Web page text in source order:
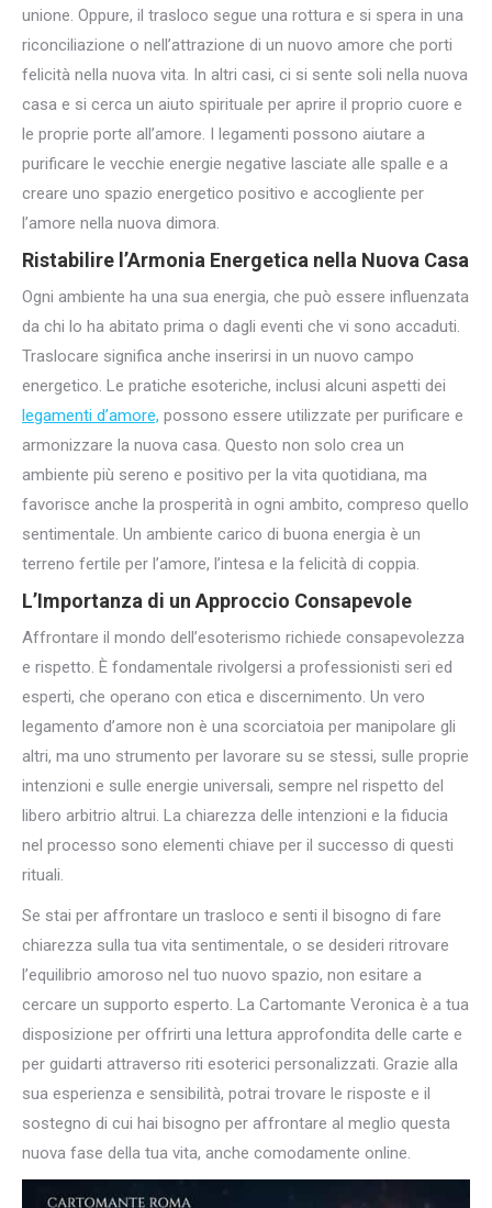
unione. Oppure, il trasloco segue una rottura e si spera in una
riconciliazione o nell’attrazione di un nuovo amore che porti
felicità nella nuova vita. In altri casi, ci si sente soli nella nuova
casa e si cerca un aiuto spirituale per aprire il proprio cuore e
le proprie porte all’amore. I legamenti possono aiutare a
purificare le vecchie energie negative lasciate alle spalle e a
creare uno spazio energetico positivo e accogliente per
l’amore nella nuova dimora.
Ristabilire l’Armonia Energetica nella Nuova Casa
Ogni ambiente ha una sua energia, che può essere influenzata
da chi lo ha abitato prima o dagli eventi che vi sono accaduti.
Traslocare significa anche inserirsi in un nuovo campo
energetico. Le pratiche esoteriche, inclusi alcuni aspetti dei
legamenti d’amore, possono essere utilizzate per purificare e
armonizzare la nuova casa. Questo non solo crea un
ambiente più sereno e positivo per la vita quotidiana, ma
favorisce anche la prosperità in ogni ambito, compreso quello
sentimentale. Un ambiente carico di buona energia è un
terreno fertile per l’amore, l’intesa e la felicità di coppia.
L’Importanza di un Approccio Consapevole
Affrontare il mondo dell’esoterismo richiede consapevolezza
e rispetto. È fondamentale rivolgersi a professionisti seri ed
esperti, che operano con etica e discernimento. Un vero
legamento d’amore non è una scorciatoia per manipolare gli
altri, ma uno strumento per lavorare su se stessi, sulle proprie
intenzioni e sulle energie universali, sempre nel rispetto del
libero arbitrio altrui. La chiarezza delle intenzioni e la fiducia
nel processo sono elementi chiave per il successo di questi
rituali.
Se stai per affrontare un trasloco e senti il bisogno di fare
chiarezza sulla tua vita sentimentale, o se desideri ritrovare
l’equilibrio amoroso nel tuo nuovo spazio, non esitare a
cercare un supporto esperto. La Cartomante Veronica è a tua
disposizione per offrirti una lettura approfondita delle carte e
per guidarti attraverso riti esoterici personalizzati. Grazie alla
sua esperienza e sensibilità, potrai trovare le risposte e il
sostegno di cui hai bisogno per affrontare al meglio questa
nuova fase della tua vita, anche comodamente online.